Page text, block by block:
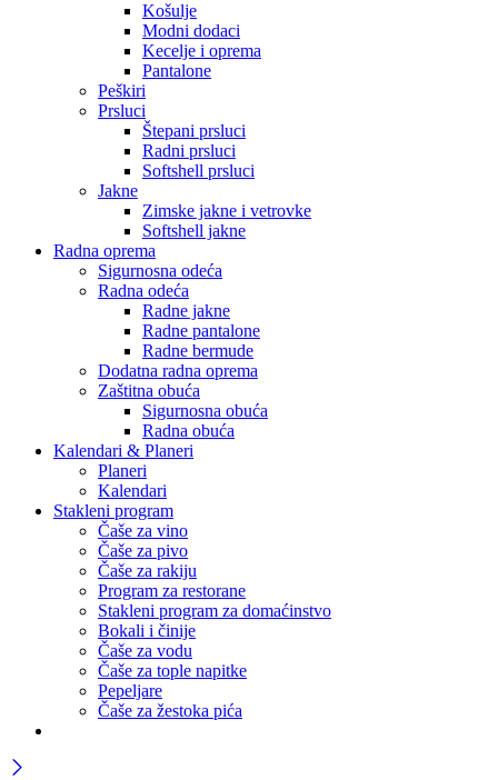
Košulje
Modni dodaci
Kecelje i oprema
Pantalone
Peškiri
Prsluci
Štepani prsluci
Radni prsluci
Softshell prsluci
Jakne
Zimske jakne i vetrovke
Softshell jakne
Radna oprema
Sigurnosna odeća
Radna odeća
Radne jakne
Radne pantalone
Radne bermude
Dodatna radna oprema
Zaštitna obuća
Sigurnosna obuća
Radna obuća
Kalendari & Planeri
Planeri
Kalendari
Stakleni program
Čaše za vino
Čaše za pivo
Čaše za rakiju
Program za restorane
Stakleni program za domaćinstvo
Bokali i činije
Čaše za vodu
Čaše za tople napitke
Pepeljare
Čaše za žestoka pića